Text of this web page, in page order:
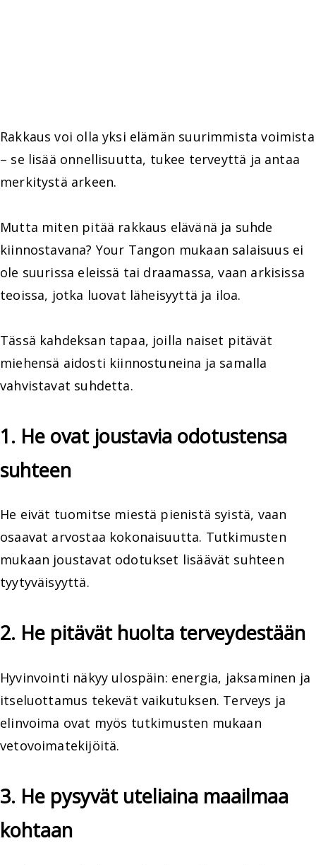
Rakkaus voi olla yksi elämän suurimmista voimista
– se lisää onnellisuutta, tukee terveyttä ja antaa
merkitystä arkeen.
Mutta miten pitää rakkaus elävänä ja suhde
kiinnostavana? Your Tangon mukaan salaisuus ei
ole suurissa eleissä tai draamassa, vaan arkisissa
teoissa, jotka luovat läheisyyttä ja iloa.
Tässä kahdeksan tapaa, joilla naiset pitävät
miehensä aidosti kiinnostuneina ja samalla
vahvistavat suhdetta.
1. He ovat joustavia odotustensa
suhteen
He eivät tuomitse miestä pienistä syistä, vaan
osaavat arvostaa kokonaisuutta. Tutkimusten
mukaan joustavat odotukset lisäävät suhteen
tyytyväisyyttä.
2. He pitävät huolta terveydestään
Hyvinvointi näkyy ulospäin: energia, jaksaminen ja
itseluottamus tekevät vaikutuksen. Terveys ja
elinvoima ovat myös tutkimusten mukaan
vetovoimatekijöitä.
3. He pysyvät uteliaina maailmaa
kohtaan